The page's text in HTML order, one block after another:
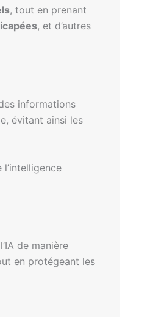
, tout en prenant
, et d’autres
informations
évitant ainsi les
de manière
en protégeant les